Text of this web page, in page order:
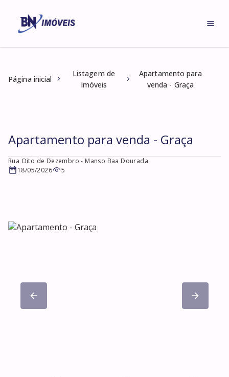
Página inicial
Listagem de
Imóveis
Apartamento para
venda - Graça
Apartamento para venda - Graça
Rua Oito de Dezembro - Manso Baa Dourada
18/05/2026
5